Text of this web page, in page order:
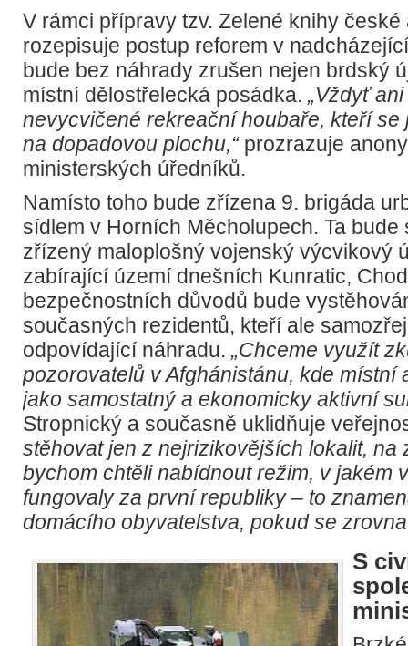
V rámci přípravy tzv. Zelené knihy české
rozepisuje postup reforem v
bude bez náhrady zrušen nejen brdský
místní dělostřelecká posádka. „Vždyť
nevycvičené rekreační houbaře, kteří se
na dopadovou plochu,“prozrazuje
ministerských úředníků.
Namísto toho bude zřízena 9. brigáda
sídlem v Horních Měcholupech. Ta bude
zřízený maloplošný vojenský výcvikový
zabírající území dnešních Kunratic,
bezpečnostních důvodů bude
současných rezidentů, kteří ale
odpovídající náhradu. „Chceme využít
pozorovatelů v Afghánistánu, kde místní
jako samostatný a ekonomicky aktivní
Stropnický a současně uklidňuje
stěhovat jen z nejrizikovějších lokalit, na
bychom chtěli nabídnout režim, v jakém
fungovaly za první republiky – to
domácího obyvatelstva, pokud se
S